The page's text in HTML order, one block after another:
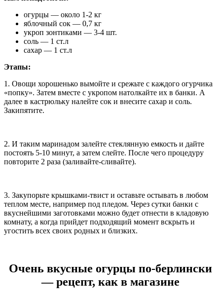
огурцы — около 1-2 кг
яблочный сок — 0,7 кг
укроп зонтиками — 3-4 шт.
соль — 1 ст.л
сахар — 1 ст.л
Этапы:
1. Овощи хорошенько вымойте и срежьте с каждого огурчика
«попку». Затем вместе с укропом натолкайте их в банки. А
далее в кастрюльку налейте сок и внесите сахар и соль.
Закипятите.
2. И таким маринадом залейте стеклянную емкость и дайте
постоять 5-10 минут, а затем слейте. После чего процедуру
повторите 2 раза (заливайте-сливайте).
3. Закупорьте крышками-твист и оставьте остывать в любом
теплом месте, например под пледом. Через сутки банки с
вкуснейшими заготовками можно будет отнести в кладовую
комнату, а когда прийдет подходящий момент вскрыть и
угостить всех своих родных и близких.
Очень вкусные огурцы по-берлински
— рецепт, как в магазине